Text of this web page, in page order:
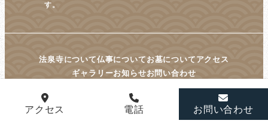
す。
法泉寺について仏事について お墓について アクセス
ギャラリーお知らせお問い合わせ
© housenji All Rights Reserved.
アクセス 電話 お問い合わせ